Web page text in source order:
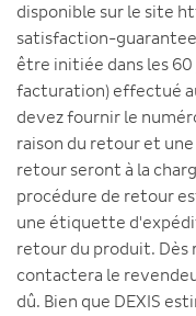
disponible sur le site
satisfaction-
être initiée dans les
facturation) effectué
devez fournir le
raison du retour et
retour seront à la
procédure de retour
une étiquette
retour du produit. Dès
contactera le
dû. Bien que DEXIS